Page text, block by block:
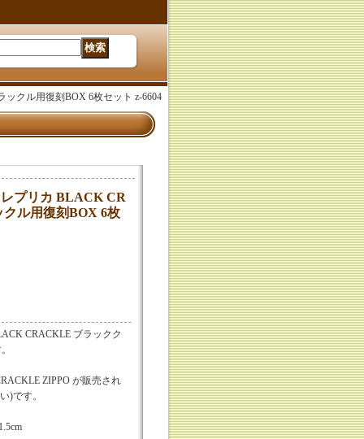
ックル用復刻BOX 6枚セット z-6604
レプリカ BLACK CR
ル用復刻BOX 6枚
CRACKLE ブラックク
ZIPPO が販売され
)です。